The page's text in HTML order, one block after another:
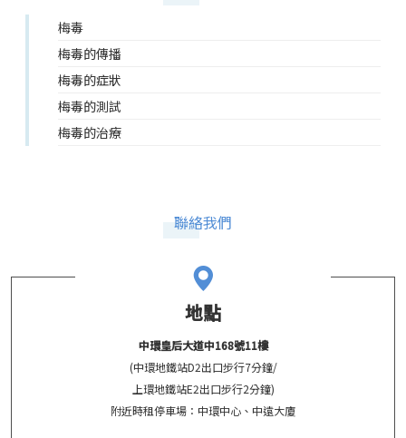
梅毒
梅毒的傳播
梅毒的症狀
梅毒的測試
梅毒的治療
聯絡我們
地點
中環皇后大道中168號11樓
(中環地鐵站D2出口步行7分鐘/
上環地鐵站E2出口步行2分鐘)
附近時租停車場：中環中心、中遠大廈